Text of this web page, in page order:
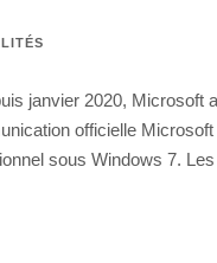
janvier 2020, Microsoft
officielle
sous Windows 7.